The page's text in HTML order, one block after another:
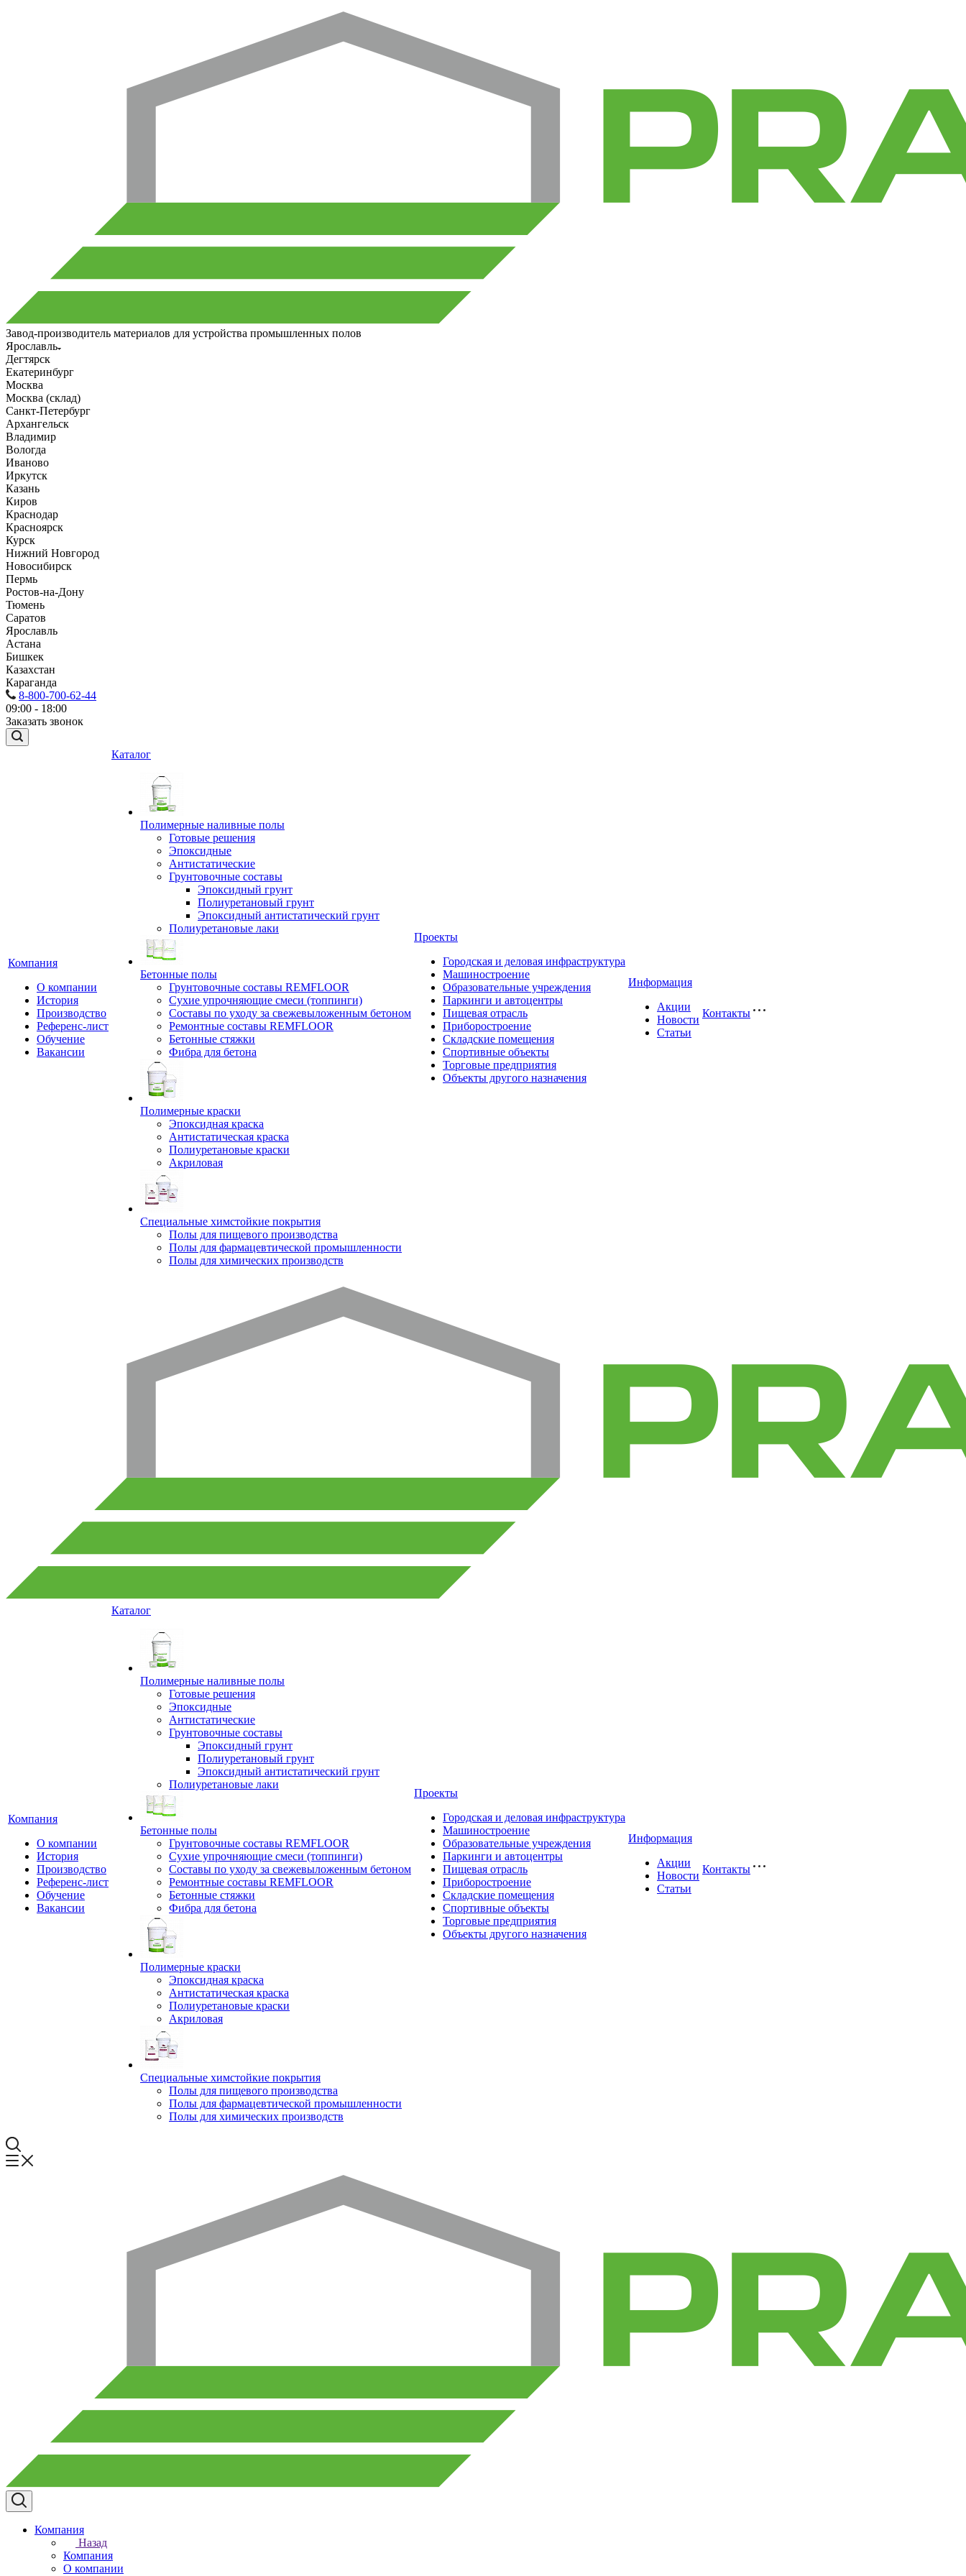
Завод-производитель материалов для устройства промышленных полов
Ярославль
Дегтярск
Екатеринбург
Москва
Москва (склад)
Санкт-Петербург
Архангельск
Владимир
Вологда
Иваново
Иркутск
Казань
Киров
Краснодар
Красноярск
Курск
Нижний Новгород
Новосибирск
Пермь
Ростов-на-Дону
Тюмень
Саратов
Ярославль
Астана
Бишкек
Казахстан
Караганда
8-800-700-62-44
09:00 - 18:00
Заказать звонок
Компания
О компании
История
Производство
Референс-лист
Обучение
Вакансии
Каталог
Полимерные наливные полы
Готовые решения
Эпоксидные
Антистатические
Грунтовочные составы
Эпоксидный грунт
Полиуретановый грунт
Эпоксидный антистатический грунт
Полиуретановые лаки
Бетонные полы
Грунтовочные составы REMFLOOR
Сухие упрочняющие смеси (топпинги)
Составы по уходу за свежевыложенным бетоном
Ремонтные составы REMFLOOR
Бетонные стяжки
Фибра для бетона
Полимерные краски
Эпоксидная краска
Антистатическая краска
Полиуретановые краски
Акриловая
Специальные химстойкие покрытия
Полы для пищевого производства
Полы для фармацевтической промышленности
Полы для химических производств
Проекты
Городская и деловая инфраструктура
Машиностроение
Образовательные учреждения
Паркинги и автоцентры
Пищевая отрасль
Приборостроение
Складские помещения
Спортивные объекты
Торговые предприятия
Объекты другого назначения
Информация
Акции
Новости
Статьи
Контакты
Компания
О компании
История
Производство
Референс-лист
Обучение
Вакансии
Каталог
Полимерные наливные полы
Готовые решения
Эпоксидные
Антистатические
Грунтовочные составы
Эпоксидный грунт
Полиуретановый грунт
Эпоксидный антистатический грунт
Полиуретановые лаки
Бетонные полы
Грунтовочные составы REMFLOOR
Сухие упрочняющие смеси (топпинги)
Составы по уходу за свежевыложенным бетоном
Ремонтные составы REMFLOOR
Бетонные стяжки
Фибра для бетона
Полимерные краски
Эпоксидная краска
Антистатическая краска
Полиуретановые краски
Акриловая
Специальные химстойкие покрытия
Полы для пищевого производства
Полы для фармацевтической промышленности
Полы для химических производств
Проекты
Городская и деловая инфраструктура
Машиностроение
Образовательные учреждения
Паркинги и автоцентры
Пищевая отрасль
Приборостроение
Складские помещения
Спортивные объекты
Торговые предприятия
Объекты другого назначения
Информация
Акции
Новости
Статьи
Контакты
Компания
Назад
Компания
О компании